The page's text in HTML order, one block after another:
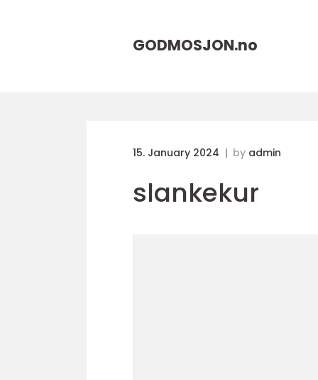
GODMOSJON.no
15. January 2024 by admin
slankekur